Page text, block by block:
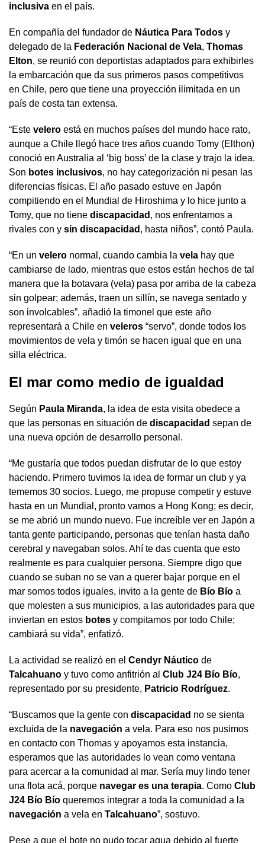
inclusiva en el país.
En compañía del fundador de Náutica Para Todos y
delegado de la Federación Nacional de Vela, Thomas
Elton, se reunió con deportistas adaptados para exhibirles
la embarcación que da sus primeros pasos competitivos
en Chile, pero que tiene una proyección ilimitada en un
país de costa tan extensa.
“Este velero está en muchos países del mundo hace rato,
aunque a Chile llegó hace tres años cuando Tomy (Elthon)
conoció en Australia al ‘big boss’ de la clase y trajo la idea.
Son botes inclusivos, no hay categorización ni pesan las
diferencias físicas. El año pasado estuve en Japón
compitiendo en el Mundial de Hiroshima y lo hice junto a
Tomy, que no tiene discapacidad , nos enfrentamos a
rivales con y sin discapacidad , hasta niños”, contó Paula.
“En un velero normal, cuando cambia la vela hay que
cambiarse de lado, mientras que estos están hechos de tal
manera que la botavara (vela) pasa por arriba de la cabeza
sin golpear; además, traen un sillín, se navega sentado y
son involcables”, añadió la timonel que este año
representará a Chile en veleros “servo”, donde todos los
movimientos de vela y timón se hacen igual que en una
silla eléctrica.
El mar como medio de igualdad
Según Paula Miranda, la idea de esta visita obedece a
que las personas en situación de discapacidad sepan de
una nueva opción de desarrollo personal.
“Me gustaría que todos puedan disfrutar de lo que estoy
haciendo. Primero tuvimos la idea de formar un club y ya
tememos 30 socios. Luego, me propuse competir y estuve
hasta en un Mundial, pronto vamos a Hong Kong; es decir,
se me abrió un mundo nuevo. Fue increíble ver en Japón a
tanta gente participando, personas que tenían hasta daño
cerebral y navegaban solos. Ahí te das cuenta que esto
realmente es para cualquier persona. Siempre digo que
cuando se suban no se van a querer bajar porque en el
mar somos todos iguales, invito a la gente de Bío Bío a
que molesten a sus municipios, a las autoridades para que
inviertan en estos botes y compitamos por todo Chile;
cambiará su vida”, enfatizó.
La actividad se realizó en el Cendyr Náutico de
Talcahuano y tuvo como anfitrión al Club J24 Bío Bío,
representado por su presidente, Patricio Rodríguez.
“Buscamos que la gente con discapacidad no se sienta
excluida de la navegación a vela. Para eso nos pusimos
en contacto con Thomas y apoyamos esta instancia,
esperamos que las autoridades lo vean como ventana
para acercar a la comunidad al mar. Sería muy lindo tener
una flota acá, porque navegar es una terapia. Como Club
J24 Bío Bío queremos integrar a toda la comunidad a la
navegación a vela en Talcahuano”, sostuvo.
Pese a que el bote no pudo tocar agua debido al fuerte